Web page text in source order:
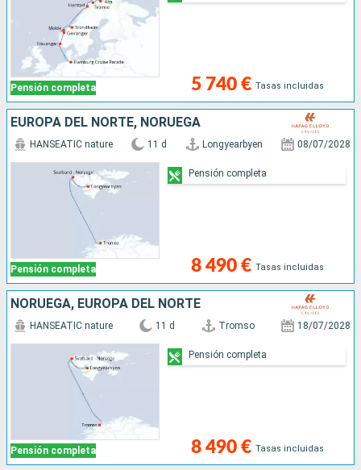
Pensión completa 5 740 € Tasas incluidas
EUROPA DEL NORTE, NORUEGA
Pensión completa
HANSEATIC nature 11 d Longyearbyen 08/07/2028
8 490 € Tasas incluidas
Pensión completa
NORUEGA, EUROPA DEL NORTE
Pensión completa
HANSEATIC nature 11 d Tromso 18/07/2028
8 490 € Tasas incluidas
Pensión completa